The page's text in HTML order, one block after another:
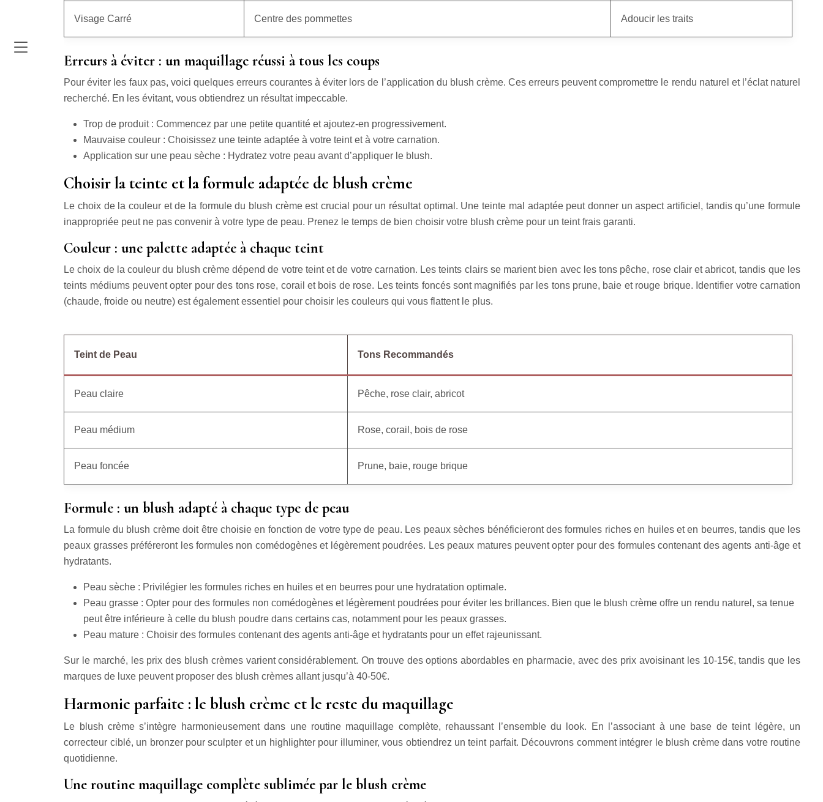
Visage Carré Centre des pommettes Adoucir les traits
Erreurs à éviter : un maquillage réussi à tous les coups
Pour éviter les faux pas, voici quelques erreurs courantes à éviter lors de l’application du blush crème. Ces erreurs peuvent compromettre le rendu naturel et l’éclat naturel
recherché. En les évitant, vous obtiendrez un résultat impeccable.
Trop de produit : Commencez par une petite quantité et ajoutez-en progressivement.
Mauvaise couleur : Choisissez une teinte adaptée à votre teint et à votre carnation.
Application sur une peau sèche : Hydratez votre peau avant d’appliquer le blush.
Choisir la teinte et la formule adaptée de blush crème
Le choix de la couleur et de la formule du blush crème est crucial pour un résultat optimal. Une teinte mal adaptée peut donner un aspect artificiel, tandis qu’une formule
inappropriée peut ne pas convenir à votre type de peau. Prenez le temps de bien choisir votre blush crème pour un teint frais garanti.
Couleur : une palette adaptée à chaque teint
Le choix de la couleur du blush crème dépend de votre teint et de votre carnation. Les teints clairs se marient bien avec les tons pêche, rose clair et abricot, tandis que les
teints médiums peuvent opter pour des tons rose, corail et bois de rose. Les teints foncés sont magnifiés par les tons prune, baie et rouge brique. Identifier votre carnation
(chaude, froide ou neutre) est également essentiel pour choisir les couleurs qui vous flattent le plus.
Teint de Peau Tons Recommandés
Peau claire Pêche, rose clair, abricot
Peau médium Rose, corail, bois de rose
Peau foncée Prune, baie, rouge brique
Formule : un blush adapté à chaque type de peau
La formule du blush crème doit être choisie en fonction de votre type de peau. Les peaux sèches bénéficieront des formules riches en huiles et en beurres, tandis que les
peaux grasses préféreront les formules non comédogènes et légèrement poudrées. Les peaux matures peuvent opter pour des formules contenant des agents anti-âge et
hydratants.
Peau sèche : Privilégier les formules riches en huiles et en beurres pour une hydratation optimale.
Peau grasse : Opter pour des formules non comédogènes et légèrement poudrées pour éviter les brillances. Bien que le blush crème offre un rendu naturel, sa tenue
peut être inférieure à celle du blush poudre dans certains cas, notamment pour les peaux grasses.
Peau mature : Choisir des formules contenant des agents anti-âge et hydratants pour un effet rajeunissant.
Sur le marché, les prix des blush crèmes varient considérablement. On trouve des options abordables en pharmacie, avec des prix avoisinant les 10-15€, tandis que les
marques de luxe peuvent proposer des blush crèmes allant jusqu’à 40-50€.
Harmonie parfaite : le blush crème et le reste du maquillage
Le blush crème s’intègre harmonieusement dans une routine maquillage complète, rehaussant l’ensemble du look. En l’associant à une base de teint légère, un
correcteur ciblé, un bronzer pour sculpter et un highlighter pour illuminer, vous obtiendrez un teint parfait. Découvrons comment intégrer le blush crème dans votre routine
quotidienne.
Une routine maquillage complète sublimée par le blush crème